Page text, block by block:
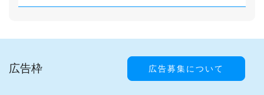
広告枠 広告募集について